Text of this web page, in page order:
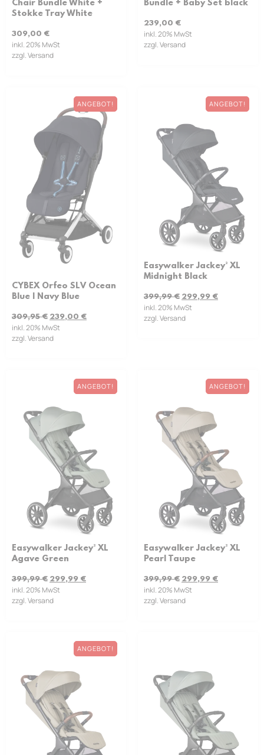
Chair Bundle White +
Stokke Tray White
309,00 €
inkl. 20% MwSt
zzgl. Versand
Bundle + Baby Set black
239,00 €
inkl. 20% MwSt
zzgl. Versand
ANGEBOT!
CYBEX Orfeo SLV Ocean
Blue | Navy Blue
309,95€ 239,00 €
inkl. 20% MwSt
zzgl. Versand
ANGEBOT!
Easywalker Jackey² XL
Midnight Black
399,99€ 299,99 €
inkl. 20% MwSt
zzgl. Versand
ANGEBOT!
Easywalker Jackey² XL
Agave Green
399,99€ 299,99 €
inkl. 20% MwSt
zzgl. Versand
ANGEBOT!
Easywalker Jackey² XL
Pearl Taupe
399,99€ 299,99 €
inkl. 20% MwSt
zzgl. Versand
ANGEBOT!